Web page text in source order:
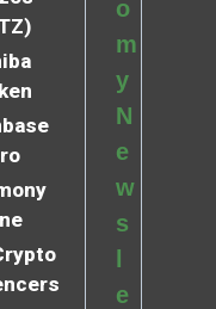
o
m
y
N
e
w
s
e